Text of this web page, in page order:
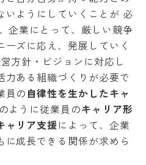
いようにしていくことが 必
企業にとって、厳しい競争
ズに応え、発展していく
方針・ビジョンに対応し
力ある組織づくりが必要で
員の 自律性を生かしたキャ
ように従業員のキャリア形
ャリア支援によって、企業
成長できる関係が求めら